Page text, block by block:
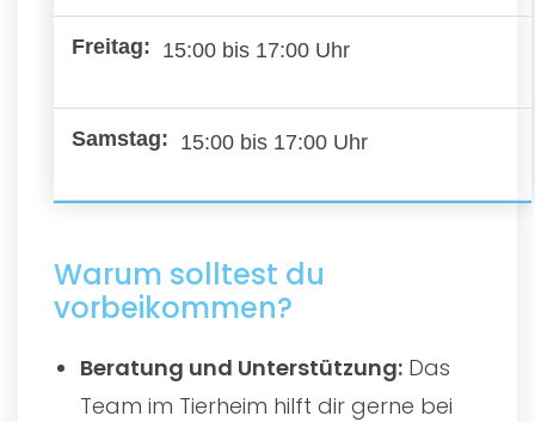
15:00 bis 17:00 Uhr
15:00 bis 17:00 Uhr
Warum solltest du
vorbeikommen?
Beratung und Unterstützung: Das
Team im Tierheim hilft dir gerne bei